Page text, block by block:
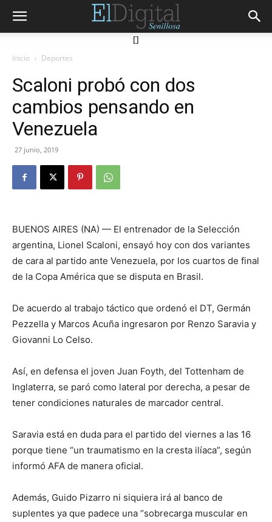
[]
Inicio Deportes
Scaloni probó con dos
cambios pensando en
Venezuela
27 junio, 2019
BUENOS AIRES (NA) — El entrenador de la Selección
argentina, Lionel Scaloni, ensayó hoy con dos variantes
de cara al partido ante Venezuela, por los cuartos de final
de la Copa América que se disputa en Brasil.
De acuerdo al trabajo táctico que ordenó el DT, Germán
Pezzella y Marcos Acuña ingresaron por Renzo Saravia y
Giovanni Lo Celso.
Así, en defensa el joven Juan Foyth, del Tottenham de
Inglaterra, se paró como lateral por derecha, a pesar de
tener condiciones naturales de marcador central.
Saravia está en duda para el partido del viernes a las 16
porque tiene “un traumatismo en la cresta ilíaca”, según
informó AFA de manera oficial.
Además, Guido Pizarro ni siquiera irá al banco de
suplentes ya que padece una “sobrecarga muscular en